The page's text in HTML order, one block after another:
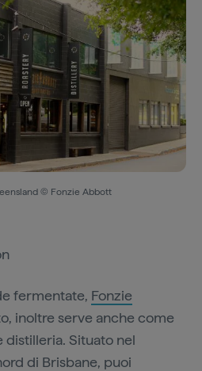
© Fonzie Abbott
fermentate, Fonzie
inoltre serve anche come
Situato nel
di Brisbane, puoi